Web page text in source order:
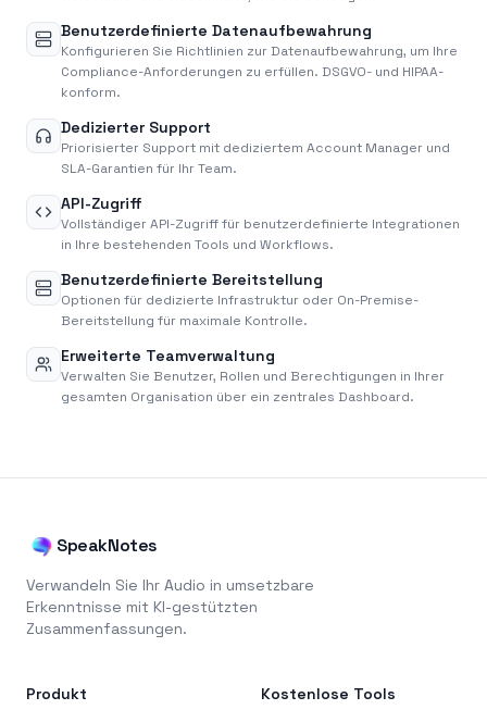
Benutzerdefinierte Datenaufbewahrung
Konfigurieren Sie Richtlinien zur Datenaufbewahrung, um Ihre
Compliance-Anforderungen zu erfüllen. DSGVO- und HIPAA-
konform.
Dedizierter Support
Priorisierter Support mit dediziertem Account Manager und
SLA-Garantien für Ihr Team.
API-Zugriff
Vollständiger API-Zugriff für benutzerdefinierte Integrationen
in Ihre bestehenden Tools und Workflows.
Benutzerdefinierte Bereitstellung
Optionen für dedizierte Infrastruktur oder On-Premise-
Bereitstellung für maximale Kontrolle.
Erweiterte Teamverwaltung
Verwalten Sie Benutzer, Rollen und Berechtigungen in Ihrer
gesamten Organisation über ein zentrales Dashboard.
SpeakNotes
Verwandeln Sie Ihr Audio in umsetzbare
Erkenntnisse mit KI-gestützten
Zusammenfassungen.
Produkt Kostenlose Tools